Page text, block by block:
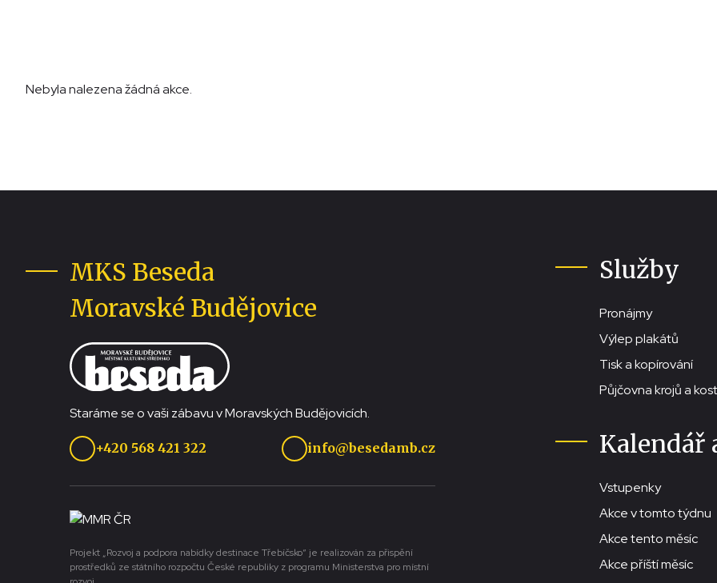
Nebyla nalezena žádná akce.
MKS Beseda
Moravské Budějovice
Staráme se o vaši zábavu v Moravských Budějovicích.
+420 568 421 322 info@besedamb.cz
Projekt „Rozvoj a podpora nabídky destinace Třebíčsko“ je realizován za přispění
prostředků ze státního rozpočtu České republiky z programu Ministerstva pro místní
Služby
Pronájmy
Výlep plakátů
Tisk a kopírování
Půjčovna krojů a
Kalendář
Vstupenky
Akce v tomto týdnu
Akce tento měsíc
Akce příští měsíc